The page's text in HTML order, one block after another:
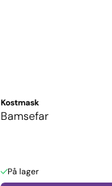
Kostmask
Bamsefar
På lager